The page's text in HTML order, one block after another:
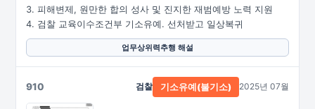
피해변제, 원만한 합의 성사 및 진지한 재범예방 노력 지원
검찰 교육이수조건부 기소유예. 선처받고 일상복귀
업무상위력추행 해설
910 검찰 기소유예(불기소) 2025년 07월